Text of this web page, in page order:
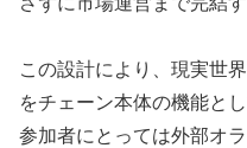
この設計により、現実世
をチェーン本体の機能と
参加者にとっては外部オ